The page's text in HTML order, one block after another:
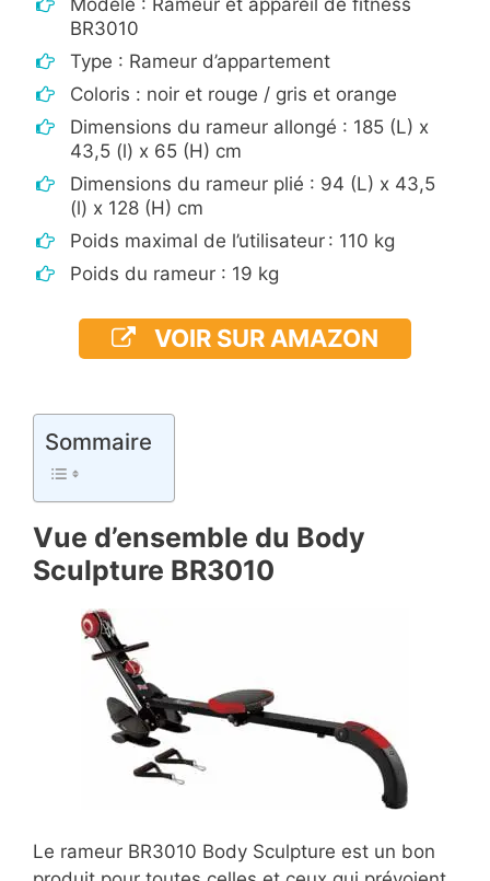
Modèle : Rameur et appareil de fitness
BR3010
Type : Rameur d’appartement
Coloris : noir et rouge / gris et orange
Dimensions du rameur allongé : 185 (L) x
43,5 (l) x 65 (H) cm
Dimensions du rameur plié : 94 (L) x 43,5
(l) x 128 (H) cm
Poids maximal de l’utilisateur : 110 kg
Poids du rameur : 19 kg
VOIR SUR AMAZON
Sommaire
Vue d’ensemble du Body
Sculpture BR3010
Le rameur BR3010 Body Sculpture est un bon